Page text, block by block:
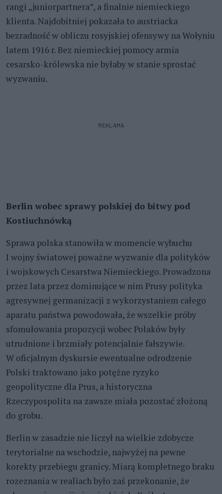
rangi „juniorpartnera”, a finalnie niemieckiego
klienta. Najdobitniej pokazała to austriacka
bezradność w obliczu rosyjskiej ofensywy na Wołyniu
latem 1916 r. Bez niemieckiej pomocy armia
cesarsko-królewska nie byłaby w stanie sprostać
wyzwaniu.
REKLAMA
Berlin wobec sprawy polskiej do bitwy pod
Kostiuchnówką
Sprawa polska stanowiła w momencie wybuchu
I wojny światowej poważne wyzwanie dla polityków
i wojskowych Cesarstwa Niemieckiego. Prowadzona
przez lata przez dominujące w nim Prusy polityka
agresywnej germanizacji z wykorzystaniem całego
aparatu państwa powodowała, że wszelkie próby
sfomułowania propozycji wobec Polaków były
utrudnione i brzmiały potencjalnie fałszywie.
W oficjalnym dyskursie ewentualne odrodzenie
Polski traktowano jako potężne ryzyko
geopolityczne dla Prus, a historyczna
Rzeczypospolita na zawsze miała pozostać złożoną
do grobu.
Berlin w zasadzie nie liczył na wielkie zdobycze
terytorialne na wschodzie, najwyżej na pewne
korekty przebiegu granicy. Miarą kompletnego braku
rozeznania w realiach było zaś przekonanie, że